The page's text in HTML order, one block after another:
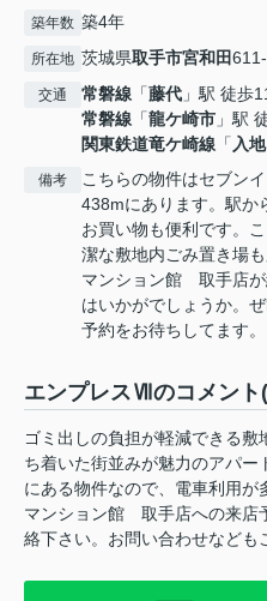
築年数 築4年
所在地 茨城県取手市宮和田
交通 常磐線 「藤代 」駅 徒歩
常磐線 「龍ケ崎市 」駅
関東鉄道竜ケ崎線 「入地
備考
こちらの物件はセブン
438mにあります。駅か
お買い物も便利です。
潔な敷地内ごみ置き場
マンション館 取手店が
はいかがでしょうか。
予約をお待ちしてます。
エンプレスⅦのコメント
ゴミ出しの負担が軽減できる
ち着いた街並みが魅力のアパ
にある物件なので、電車利用が
マンション館 取手店への来店
絡下さい。お問い合わせなども